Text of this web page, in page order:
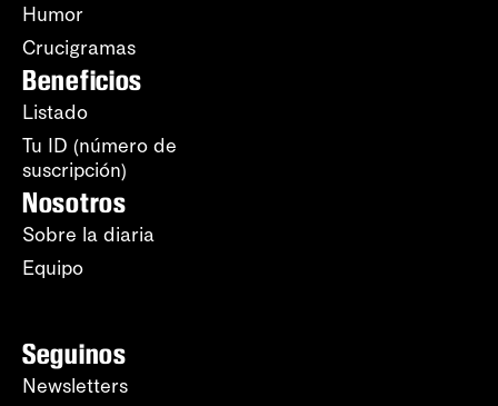
Humor
Crucigramas
Beneficios
Listado
Tu ID (número de
suscripción)
Nosotros
Sobre la diaria
Equipo
Seguinos
Newsletters